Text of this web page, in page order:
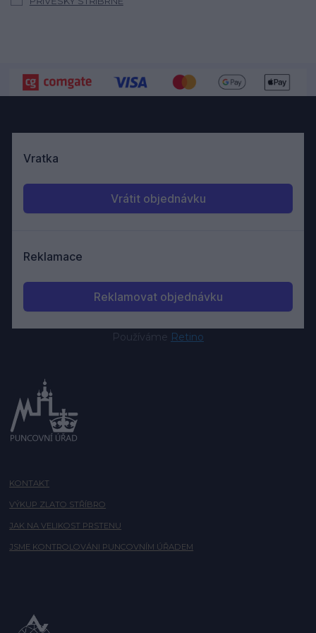
Používáme Retino
KONTAKT
VÝKUP ZLATO STŘÍBRO
JAK NA VELIKOST PRSTENU
JSME KONTROLOVÁNI PUNCOVNÍM ÚŘADEM